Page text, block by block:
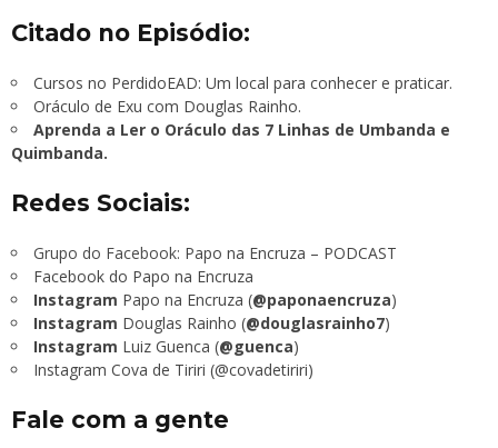
Citado no Episódio:
Cursos no PerdidoEAD: Um local para conhecer e praticar.
Oráculo de Exu com Douglas Rainho.
Aprenda a Ler o Oráculo das 7 Linhas de Umbanda e
Quimbanda.
Redes Sociais:
Grupo do Facebook: Papo na Encruza – PODCAST
Facebook do Papo na Encruza
Instagram Papo na Encruza (@paponaencruza)
Instagram Douglas Rainho (@douglasrainho7)
Instagram Luiz Guenca (@guenca)
Instagram Cova de Tiriri (@covadetiriri)
Fale com a gente